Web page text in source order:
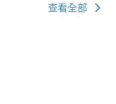
查看全部